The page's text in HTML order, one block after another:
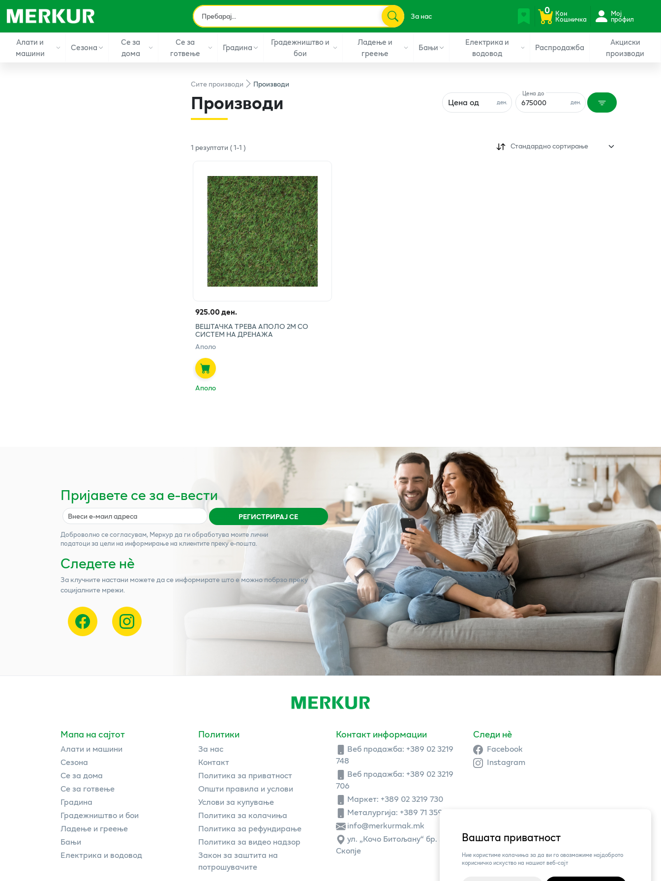
Вашата приватност
Ние користиме колачиња за да ви го овозможиме најдоброто
корисничко искуство на нашиот веб-сајт
За нас 0 Кон
Кошничка
Мој
профил
Алати и
машини
Сезона
Се за
дома
Се за
готвење
Градина
Градежништво и
бои
Ладење и
греење
Бањи
Електрика и
водовод
Распродажба
Акциски
производи
Ситепроизводи Производи
Производи ден.
Цена од ден.
Цена до
1 резултати (1-1) Стандардно сортирање
925.00 ден.
ВЕШТАЧКА ТРЕВА АПОЛО 2М СО
СИСТЕМ НА ДРЕНАЖА
Аполо
Аполо
Пријавете се за е-вести
РЕГИСТРИРАЈ СЕ
Доброволно се согласувам, Меркурда ги обработува моите лични
податоци за цели на информирање на клиентите преку е-пошта.
Следете нѐ
За клучните настани можете да се информирате што е можно побрзо преку
социјалните мрежи.
Мапа на сајтот
Алати и машини
Сезона
Се за дома
Се за готвење
Градина
Градежништво и бои
Ладење и греење
Бањи
Електрика и водовод
Политики
За нас
Контакт
Политика за приватност
Општи правила и услови
Услови за купување
Политика за колачиња
Политика за рефундирање
Политика за видео надзор
Закон за заштита на
потрошувачите
Контакт информации
Веб продажба: +389 02 3219
748
Веб продажба: +389 02 3219
706
Маркет: +389 02 3219 730
Металургија: +389 71 359 504
info@merkurmak.mk
ул. „Кочо Битољану“ бр. 3,
Скопје
Следи нè
Facebook
Instagram